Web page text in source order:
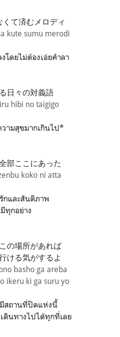
くて済むメロディ
kute sumu merodi
โดยไม่ต้องเอ่ยคำลา
日々の対義語
hibi no taigigo
ามสุขมากเกินไป*
部ここにあった
koko ni atta
กและสันติภาพ
ทุกอย่าง
の場所があれば
ける気がするよ
basho ga areba
ikeru ki ga suru yo
สถานที่ปิดแห่งนี้
ดินทางไปได้ทุกที่เลย